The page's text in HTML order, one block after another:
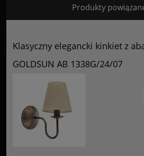
Certyfikaty i ostrzeżenie
Starzyńskiego 6
42-224 Częstochowa, Polska
info@goldsun-lampy.pl
Produkty
Klasyczny elegancki kinkiet z
GOLDSUN AB 1338G/24/07